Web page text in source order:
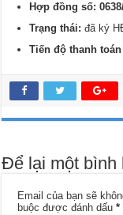
Hợp đồng số:
Trạng thái:đã ký
Tiến độ thanh toán
Để lại một bình
Email của bạn sẽ
buộc được đánh dấu*